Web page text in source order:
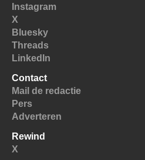
Instagram
X
Bluesky
Threads
LinkedIn
Contact
Mail de redactie
Pers
Adverteren
Rewind
X